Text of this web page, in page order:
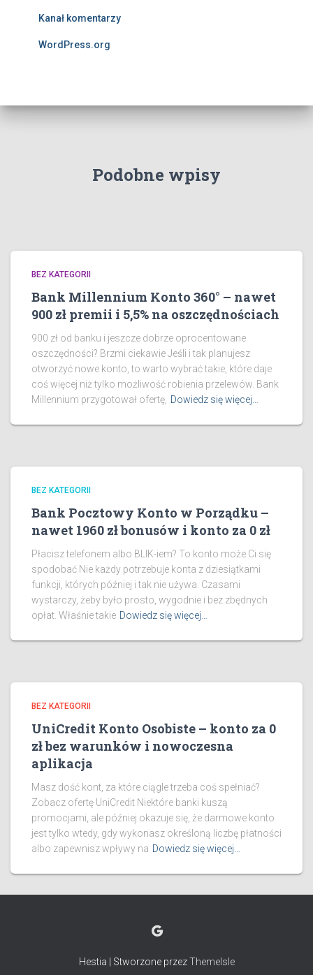
Kanał komentarzy
WordPress.org
Podobne wpisy
BEZ KATEGORII
Bank Millennium Konto 360° – nawet
900 zł premii i 5,5% na oszczędnościach
900 zł od banku i jeszcze dobrze oprocentowane
oszczędności? Brzmi ciekawie Jeśli i tak planujesz
otworzyć nowe konto, to warto wybrać takie, które daje
coś więcej niż tylko możliwość robienia przelewów. Bank
Millennium przygotował ofertę, Dowiedz się więcej…
BEZ KATEGORII
Bank Pocztowy Konto w Porządku –
nawet 1960 zł bonusów i konto za 0 zł
Płacisz telefonem albo BLIK-iem? To konto może Ci się
spodobać Nie każdy potrzebuje konta z dziesiątkami
funkcji, których później i tak nie używa. Czasami
wystarczy, żeby było prosto, wygodnie i bez zbędnych
opłat. Właśnie takie Dowiedz się więcej…
BEZ KATEGORII
UniCredit Konto Osobiste – konto za 0
zł bez warunków i nowoczesna
aplikacja
Masz dość kont, za które ciągle trzeba coś spełniać?
Zobacz ofertę UniCredit Niektóre banki kuszą
promocjami, ale później okazuje się, że darmowe konto
jest tylko wtedy, gdy wykonasz określoną liczbę płatności
albo zapewnisz wpływy na Dowiedz się więcej…
Hestia | Stworzone przezThemeIsle